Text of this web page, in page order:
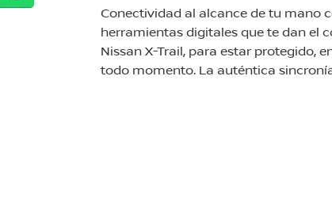
Conectividad al alcance de tu mano
herramientas digitales que te dan el
Nissan X-Trail, para estar protegido,
todo momento. La auténtica